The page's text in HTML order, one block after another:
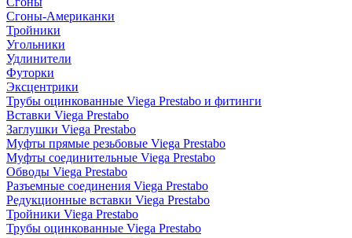
Сгоны-Американки
Тройники
Угольники
Удлинители
Футорки
Эксцентрики
Трубы оцинкованные Viega Prestabo и фитинги
Вставки Viega Prestabo
Заглушки Viega Prestabo
Муфты прямые резьбовые Viega Prestabo
Муфты соединительные Viega Prestabo
Обводы Viega Prestabo
Разъемные соединения Viega Prestabo
Редукционные вставки Viega Prestabo
Тройники Viega Prestabo
Трубы оцинкованные Viega Prestabo